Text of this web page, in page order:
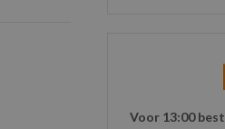
Voor 13:00